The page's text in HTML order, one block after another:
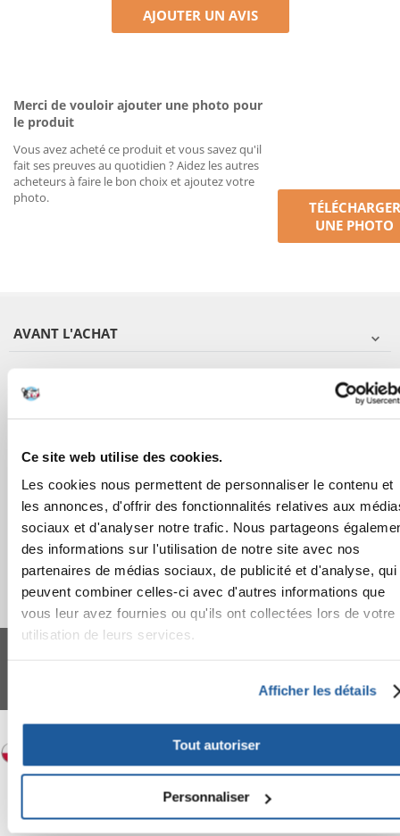
Ce site web utilise des cookies.
Les cookies nous permettent de personnaliser le contenu et
les annonces, d'offrir des fonctionnalités relatives aux
sociaux et d'analyser notre trafic. Nous partageons
des informations sur l'utilisation de notre site avec nos
partenaires de médias sociaux, de publicité et d'analyse, qui
peuvent combiner celles-ci avec d'autres informations que
vous leur avez fournies ou qu'ils ont collectées lors de votre
utilisation de leurs services.
Afficher les détails
Tout autoriser
Personnaliser
AJOUTER UN AVIS
Merci de vouloir ajouter une photo pour
le produit
Vous avez acheté ce produit et vous savez qu'il
fait ses preuves au quotidien ? Aidez les autres
acheteurs à faire le bon choix et ajoutez votre
photo.
TÉLÉCHARGER
UNE PHOTO
AVANT L'ACHAT
FERA 24 UG Sede legale: Blankenfelder Dorfstraße 94 15827 Blankenfelde-
© 2024-2026 FERA 24 UG.
FERA INTERNATIONAL: